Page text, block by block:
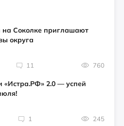
на Соколке приглашают
округа
11 760
2.0 — успей
1 245